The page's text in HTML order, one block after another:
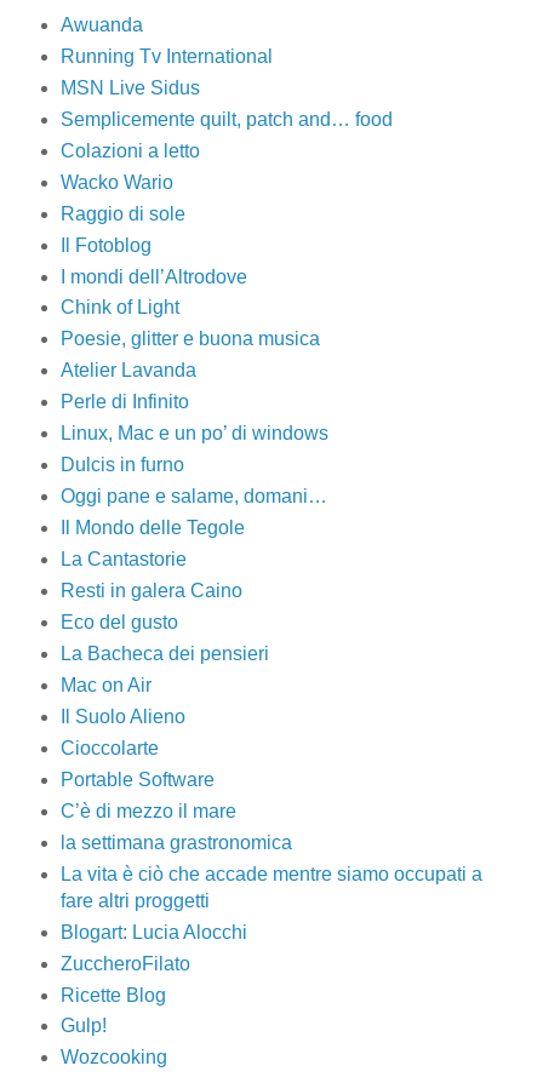
Awuanda
Running Tv International
MSN Live Sidus
Semplicemente quilt, patch and… food
Colazioni a letto
Wacko Wario
Raggio di sole
Il Fotoblog
I mondi dell’Altrodove
Chink of Light
Poesie, glitter e buona musica
Atelier Lavanda
Perle di Infinito
Linux, Mac e un po’ di windows
Dulcis in furno
Oggi pane e salame, domani…
Il Mondo delle Tegole
La Cantastorie
Resti in galera Caino
Eco del gusto
La Bacheca dei pensieri
Mac on Air
Il Suolo Alieno
Cioccolarte
Portable Software
C’è di mezzo il mare
la settimana grastronomica
La vita è ciò che accade mentre siamo occupati a
fare altri proggetti
Blogart: Lucia Alocchi
ZuccheroFilato
Ricette Blog
Gulp!
Wozcooking